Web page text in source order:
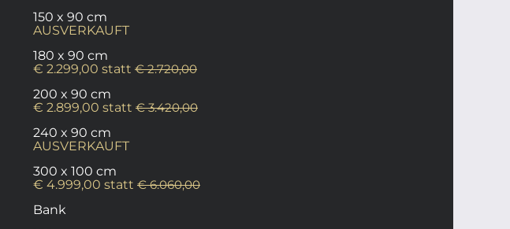
150 x 90 cm
AUSVERKAUFT
180 x 90 cm
€ 2.299,00 statt € 2.720,00
200 x 90 cm
€ 2.899,00 statt € 3.420,00
240 x 90 cm
AUSVERKAUFT
300 x 100 cm
€ 4.999,00 statt € 6.060,00
Bank